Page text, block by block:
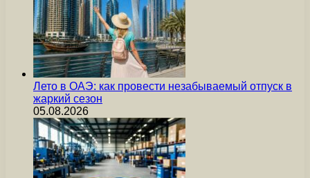
Лето в ОАЭ: как провести незабываемый отпуск в
жаркий сезон
05.08.2026